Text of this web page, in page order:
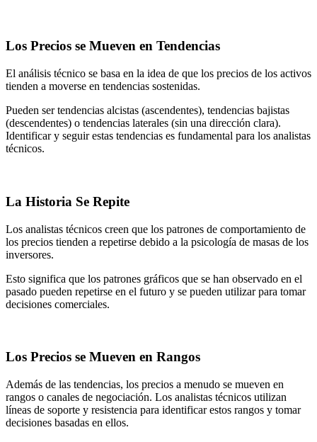
Los Precios se Mueven en Tendencias
El análisis técnico se basa en la idea de que los precios de los activos
tienden a moverse en tendencias sostenidas.
Pueden ser tendencias alcistas (ascendentes), tendencias bajistas
(descendentes) o tendencias laterales (sin una dirección clara).
Identificar y seguir estas tendencias es fundamental para los analistas
técnicos.
La Historia Se Repite
Los analistas técnicos creen que los patrones de comportamiento de
los precios tienden a repetirse debido a la psicología de masas de los
inversores.
Esto significa que los patrones gráficos que se han observado en el
pasado pueden repetirse en el futuro y se pueden utilizar para tomar
decisiones comerciales.
Los Precios se Mueven en Rangos
Además de las tendencias, los precios a menudo se mueven en
rangos o canales de negociación. Los analistas técnicos utilizan
líneas de soporte y resistencia para identificar estos rangos y tomar
decisiones basadas en ellos.